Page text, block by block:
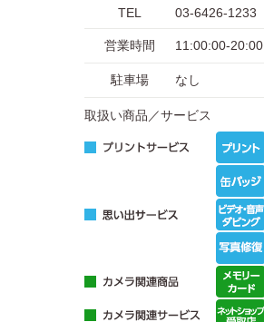
TEL 03-6426-1233
営業時間 11:00:00-
駐車場 なし
取扱い商品／サービス